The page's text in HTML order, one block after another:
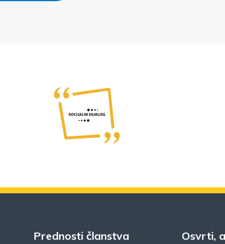
Prednosti članstva
Osvrti,